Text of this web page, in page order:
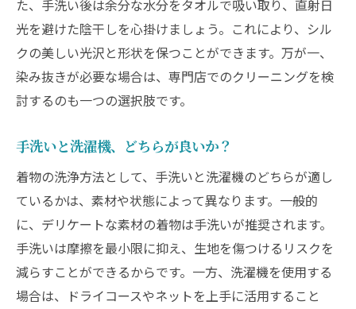
た、手洗い後は余分な水分をタオルで吸い取り、直射日
光を避けた陰干しを心掛けましょう。これにより、シル
クの美しい光沢と形状を保つことができます。万が一、
染み抜きが必要な場合は、専門店でのクリーニングを検
討するのも一つの選択肢です。
手洗いと洗濯機、どちらが良いか？
着物の洗浄方法として、手洗いと洗濯機のどちらが適し
ているかは、素材や状態によって異なります。一般的
に、デリケートな素材の着物は手洗いが推奨されます。
手洗いは摩擦を最小限に抑え、生地を傷つけるリスクを
減らすことができるからです。一方、洗濯機を使用する
場合は、ドライコースやネットを上手に活用すること